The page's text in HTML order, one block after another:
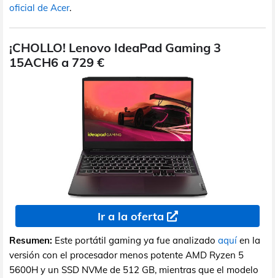
oficial de Acer.
¡CHOLLO! Lenovo IdeaPad Gaming 3
15ACH6 a 729 €
Ir a la oferta
Resumen: Este portátil gaming ya fue analizado aquí en la
versión con el procesador menos potente AMD Ryzen 5
5600H y un SSD NVMe de 512 GB, mientras que el modelo